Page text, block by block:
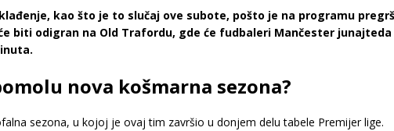
kao što je to slučaj ove subote, pošto je na programu
biti odigran na Old Trafordu, gde će fudbaleri Mančester
nova košmarna sezona?
sezona, u kojoj je ovaj tim završio u donjem delu tabele Premijer lige.